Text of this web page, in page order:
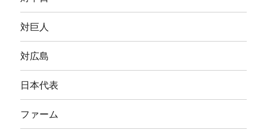
対巨人
対広島
日本代表
ファーム